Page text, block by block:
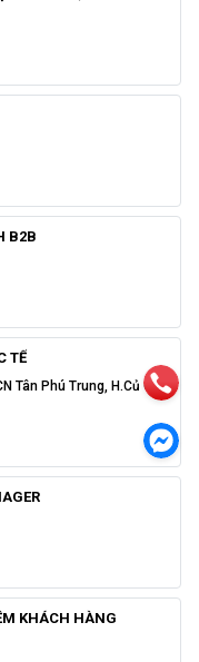
B2B
TẾ
Tân Phú Trung, H.Củ Chi,
KHÁCH HÀNG